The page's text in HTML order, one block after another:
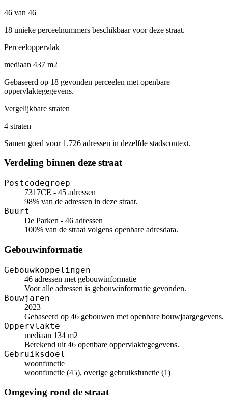
46 van 46
18 unieke perceelnummers beschikbaar voor deze straat.
Perceeloppervlak
mediaan 437 m2
Gebaseerd op 18 gevonden perceelen met openbare
oppervlaktegegevens.
Vergelijkbare straten
4 straten
Samen goed voor 1.726 adressen in dezelfde stadscontext.
Verdeling binnen deze straat
Postcodegroep
7317CE - 45 adressen
98% van de adressen in deze straat.
Buurt
De Parken - 46 adressen
100% van de straat volgens openbare adresdata.
Gebouwinformatie
Gebouwkoppelingen
46 adressen met gebouwinformatie
Voor alle adressen is gebouwinformatie gevonden.
Bouwjaren
2023
Gebaseerd op 46 gebouwen met openbare bouwjaargegevens.
Oppervlakte
mediaan 134 m2
Berekend uit 46 openbare oppervlaktegegevens.
Gebruiksdoel
woonfunctie
woonfunctie (45), overige gebruiksfunctie (1)
Omgeving rond de straat